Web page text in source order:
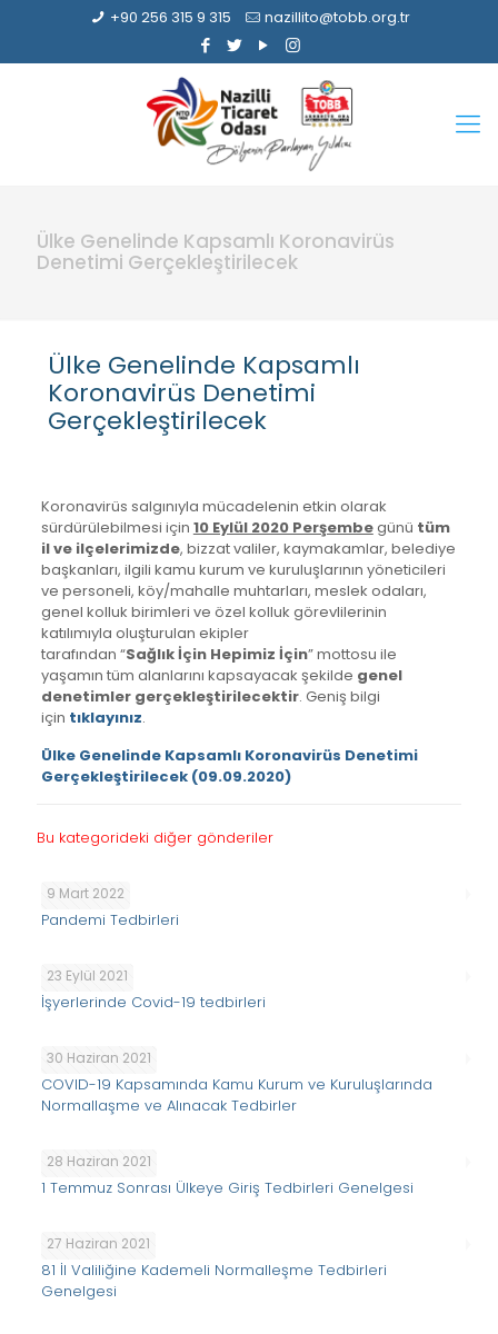
+90 256 315 9 315 nazillito@tobb.org.tr
Ülke Genelinde Kapsamlı Koronavirüs
Denetimi Gerçekleştirilecek
Ülke Genelinde Kapsamlı
Koronavirüs Denetimi
Gerçekleştirilecek
Koronavirüs salgınıyla mücadelenin etkin olarak
sürdürülebilmesi için 10 Eylül 2020 Perşembegünü tüm
il ve ilçelerimizde, bizzat valiler, kaymakamlar, belediye
başkanları, ilgili kamu kurum ve kuruluşlarının yöneticileri
ve personeli, köy/mahalle muhtarları, meslek odaları,
genel kolluk birimleri ve özel kolluk görevlilerinin
katılımıyla oluşturulan ekipler
tarafından “Sağlık İçin Hepimiz İçin” mottosu ile
yaşamın tüm alanlarını kapsayacak şekilde genel
denetimler gerçekleştirilecektir. Geniş bilgi
için tıklayınız.
Ülke Genelinde Kapsamlı Koronavirüs Denetimi
Gerçekleştirilecek (09.09.2020)
Bu kategorideki diğer gönderiler
9 Mart 2022
Pandemi Tedbirleri
23 Eylül 2021
İşyerlerinde Covid-19 tedbirleri
30 Haziran 2021
COVID-19 Kapsamında Kamu Kurum ve Kuruluşlarında
Normallaşme ve Alınacak Tedbirler
28 Haziran 2021
1 Temmuz Sonrası Ülkeye Giriş Tedbirleri Genelgesi
27 Haziran 2021
81 İl Valiliğine Kademeli Normalleşme Tedbirleri
Genelgesi